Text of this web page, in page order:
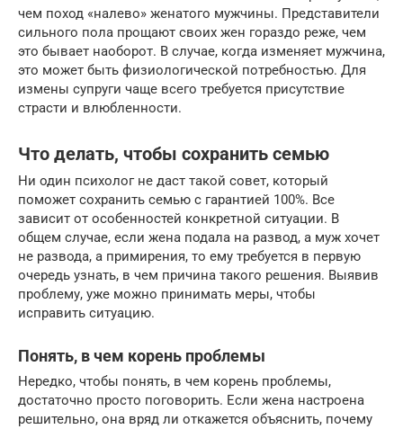
чем поход «налево» женатого мужчины. Представители
сильного пола прощают своих жен гораздо реже, чем
это бывает наоборот. В случае, когда изменяет мужчина,
это может быть физиологической потребностью. Для
измены супруги чаще всего требуется присутствие
страсти и влюбленности.
Что делать, чтобы сохранить семью
Ни один психолог не даст такой совет, который
поможет сохранить семью с гарантией 100%. Все
зависит от особенностей конкретной ситуации. В
общем случае, если жена подала на развод, а муж хочет
не развода, а примирения, то ему требуется в первую
очередь узнать, в чем причина такого решения. Выявив
проблему, уже можно принимать меры, чтобы
исправить ситуацию.
Понять, в чем корень проблемы
Нередко, чтобы понять, в чем корень проблемы,
достаточно просто поговорить. Если жена настроена
решительно, она вряд ли откажется объяснить, почему